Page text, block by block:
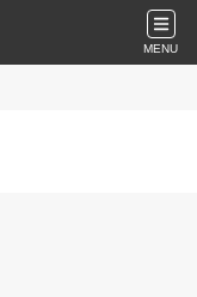
MENU